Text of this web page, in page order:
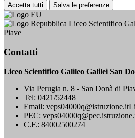
Accetta tutti Salva le preferenze
Liceo Scientifico
Piave
Contatti
Liceo Scientifico Galileo Galilei San
Via Perugia n. 8 - San Donà di
Tel: 0421/52448
Email: veps04000q@istruzione.it
PEC:
C.F.: 84002500274